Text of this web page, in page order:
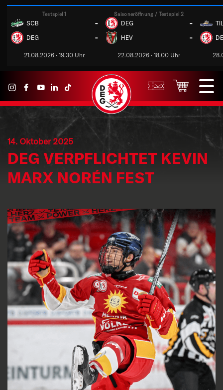
Testspiel 1
SCB -
DEG -
21.08.2026 · 19.30 Uhr
Saisoneröffnung / Testspiel 2
DEG -
HEV -
22.08.2026 · 18.00 Uhr
TIL
14. Oktober 2025
DEG VERPFLICHTET KEVIN
MARX NORÉN FEST